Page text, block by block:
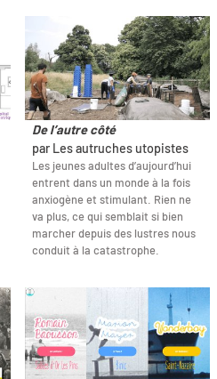
De l’autre côté
par Les autruches utopistes
Les jeunes adultes d’aujourd’hui
entrent dans un monde à la fois
anxiogène et stimulant. Rien ne
va plus, ce qui semblait si bien
marcher depuis des lustres nous
conduit à la catastrophe.